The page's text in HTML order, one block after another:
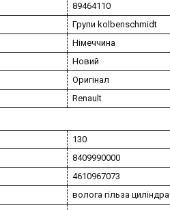
89464110
Групи kolbenschmidt
Німеччина
Новий
Оригінал
Renault
130
8409990000
4610967073
волога гільза циліндра